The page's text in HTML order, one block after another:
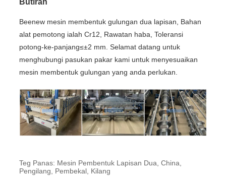
Butiran
Beenew mesin membentuk gulungan dua lapisan, Bahan
alat pemotong ialah Cr12, Rawatan haba, Toleransi
potong-ke-panjang≤±2 mm. Selamat datang untuk
menghubungi pasukan pakar kami untuk menyesuaikan
mesin membentuk gulungan yang anda perlukan.
Teg Panas: Mesin Pembentuk Lapisan Dua, China,
Pengilang, Pembekal, Kilang